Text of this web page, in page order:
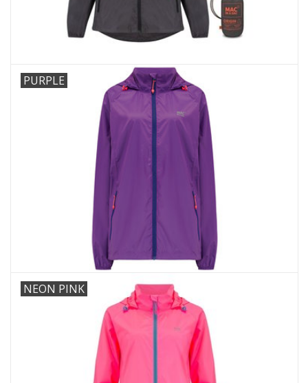
PURPLE
NEON PINK